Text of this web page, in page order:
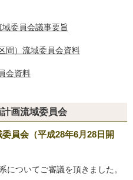
委員会議事要旨
間）流域委員会資料
会資料
画流域委員会
員会（平成28年6月28日開
ついてご審議を頂きました。